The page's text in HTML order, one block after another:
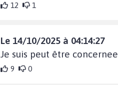
12 1
Le 14/10/2025 à 04:14:27
Je suis peut être concernee
9 0